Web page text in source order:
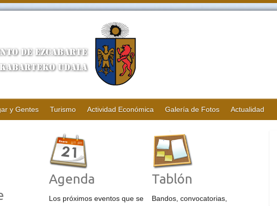
y Gentes Turismo Actividad Económica Galería de Fotos Actualidad
Agenda
Los próximos eventos que se
Tablón
Bandos, convocatorias,